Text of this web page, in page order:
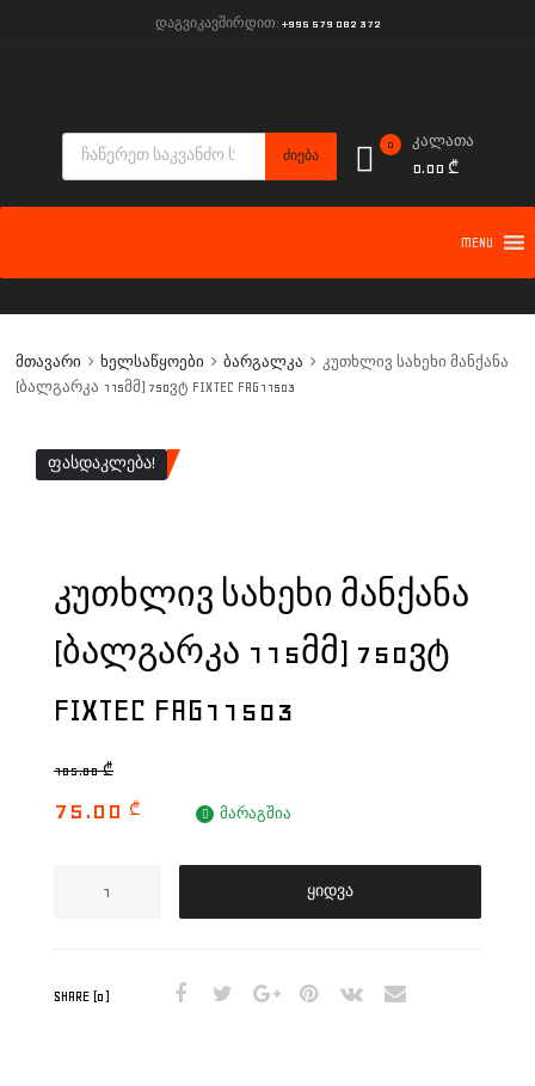
დაგვიკავშირდით: +995 579 082 372
ᲫᲘᲔᲑᲐ
კალათა
0.00 ₾
0
MENU
მთავარი ხელსაწყოები ბარგალკა
კუთხლივ სახეხი მანქანა
(ბალგარკა 115მმ) 750ვტ FIXTEC FAG11503
ᲤᲐᲡᲓᲐᲙᲚᲔᲑᲐ!
ᲙᲣᲗᲮᲚᲘᲕ ᲡᲐᲮᲔᲮᲘ ᲛᲐᲜᲥᲐᲜᲐ
(ᲑᲐᲚᲒᲐᲠᲙᲐ 115ᲛᲛ) 750ᲕᲢ
FIXTEC FAG11503
105.00₾
75.00 ₾ მარაგშია
ყიდვა
SHARE (0)